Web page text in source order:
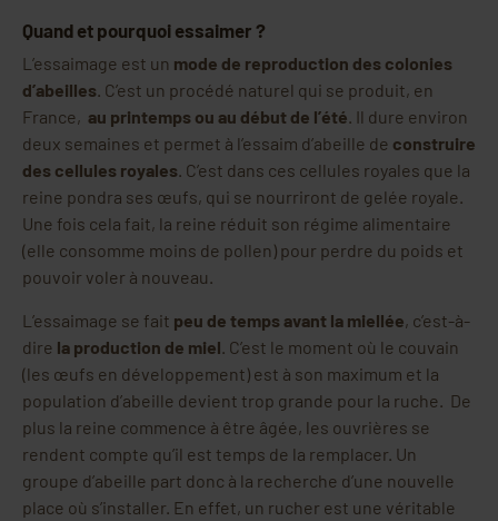
Quand et pourquoi essaimer ?
L’essaimage est un mode de reproduction des colonies
d’abeilles. C’est un procédé naturel qui se produit, en
France, au printemps ou au début de l’été. Il dure environ
deux semaines et permet à l’essaim d’abeille de construire
des cellules royales. C’est dans ces cellules royales que la
reine pondra ses œufs, qui se nourriront de gelée royale.
Une fois cela fait, la reine réduit son régime alimentaire
(elle consomme moins de pollen) pour perdre du poids et
pouvoir voler à nouveau.
L’essaimage se fait peu de temps avant la miellée, c’est-à-
dire la production de miel. C’est le moment où le couvain
(les œufs en développement) est à son maximum et la
population d’abeille devient trop grande pour la ruche. De
plus la reine commence à être âgée, les ouvrières se
rendent compte qu’il est temps de la remplacer. Un
groupe d’abeille part donc à la recherche d’une nouvelle
place où s’installer. En effet, un rucher est une véritable